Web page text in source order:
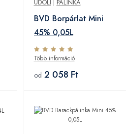
ÚDOLÍ PÁLINKA
BVD Borpárlat Mini
45% 0,05L
Több információ
od 2 058 Ft